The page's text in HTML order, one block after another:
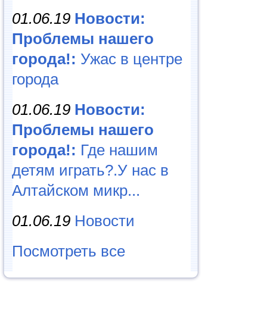
01.06.19 Новости:
Проблемы нашего
города!: Ужас в центре
города
01.06.19 Новости:
Проблемы нашего
города!: Где нашим
детям играть?.У нас в
Алтайском микр...
01.06.19 Новости
Посмотреть все